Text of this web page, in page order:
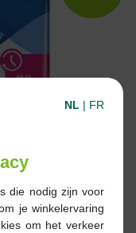
NL | FR
die nodig zijn voor
je winkelervaring
om het verkeer